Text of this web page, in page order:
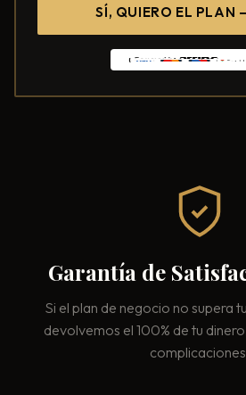
SÍ, QUIERO EL PLAN
Garantía de
Si el plan de negocio no supera
devolvemos el 100% de tu